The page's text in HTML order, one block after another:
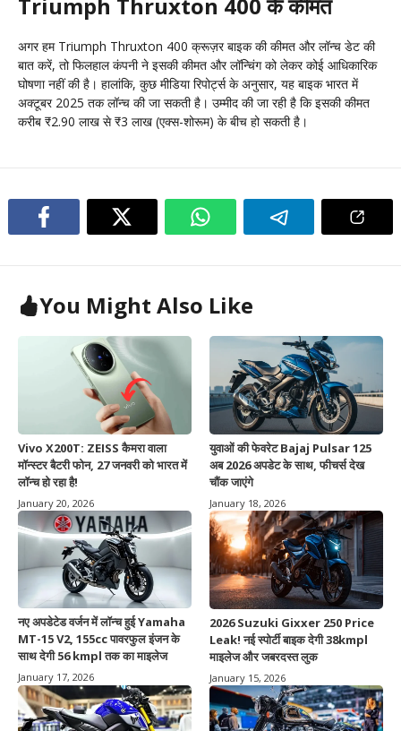
Triumph Thruxton 400 के कीमत
अगर हम Triumph Thruxton 400 क्रूज़र बाइक की कीमत और लॉन्च डेट की
बात करें, तो फिलहाल कंपनी ने इसकी कीमत और लॉन्चिंग को लेकर कोई आधिकारिक
घोषणा नहीं की है। हालांकि, कुछ मीडिया रिपोर्ट्स के अनुसार, यह बाइक भारत में
अक्टूबर 2025 तक लॉन्च की जा सकती है। उम्मीद की जा रही है कि इसकी कीमत
करीब ₹2.90 लाख से ₹3 लाख (एक्स-शोरूम) के बीच हो सकती है।
You Might Also Like
Vivo X200T: ZEISS कैमरा वाला
मॉन्स्टर बैटरी फोन, 27 जनवरी को भारत में
लॉन्च हो रहा है!
January 20, 2026
युवाओं की फेवरेट Bajaj Pulsar 125
अब 2026 अपडेट के साथ, फीचर्स देख
चौंक जाएंगे
January 18, 2026
नए अपडेटेड वर्जन में लॉन्च हुई Yamaha
MT-15 V2, 155cc पावरफुल इंजन के
साथ देगी 56 kmpl तक का माइलेज
January 17, 2026
2026 Suzuki Gixxer 250 Price
Leak! नई स्पोर्टी बाइक देगी 38kmpl
माइलेज और जबरदस्त लुक
January 15, 2026